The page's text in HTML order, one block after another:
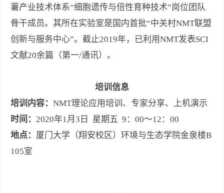
薯产业技术体系“细胞遗传与倍性育种技术”岗位团队
骨干成员。其所在实验室是国内首批“中关村NMT联盟
创新与服务中心”。截止2019年，已利用NMT发表SCI
文献20余篇（第一/通讯）。
培训信息
培训内容： NMT理论应用培训、专家分享、上机演示
时间： 2020年1月3日 星期五 9：00～12：00
地点： 厦门大学（翔安校区）环境与生态学院金泉楼B
105室